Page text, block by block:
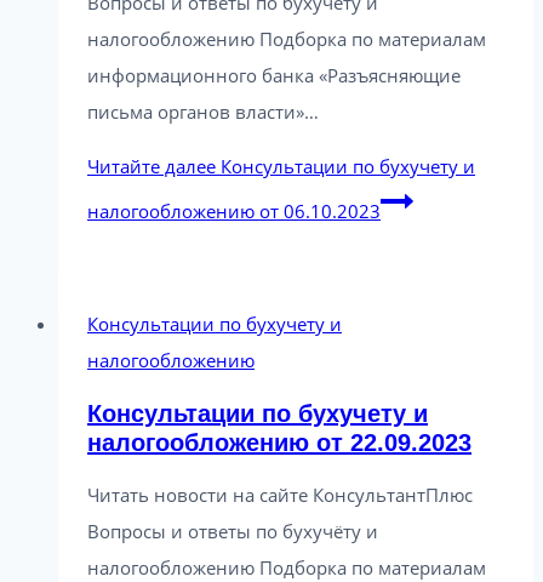
налогообложению Подборка по материалам
информационного банка «Разъясняющие
письма органов власти»…
Читайте далее Консультации по бухучету и
налогообложению от 06.10.2023
Консультации по бухучету и
налогообложению
Консультации по бухучету и
налогообложению от 22.09.2023
Читать новости на сайте КонсультантПлюс
Вопросы и ответы по бухучёту и
налогообложению Подборка по материалам